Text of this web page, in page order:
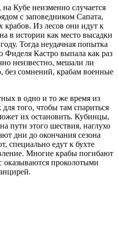
Кубе неизменно случается
с заповедником Сапата,
крабов. Из лесов они идут к
в истории как место высадки
Тогда неудачная попытка
Кастро выпала как раз
неизвестно, мешали ли
без сомнений, крабам военные
в одно и то же время из
того, чтобы там спариться
их остановить. Кубинцы,
пути этого шествия, наглухо
дни до окончания сезона
специально едут к бухте
Многие крабы погибают
проколотыми